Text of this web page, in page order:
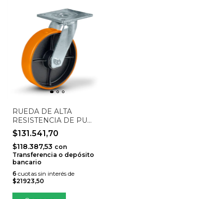
RUEDA DE ALTA
RESISTENCIA DE PU
NARANJA CON NÚCLEO
DE HIERRO FUNDIDO
(GIRATORIA, COJINETE
DE BOLAS DOBLE 6204,
ANCHO DE RUEDA 50
MM) STO-200HP-G
$131.541,70
$118.387,53 con
Transferencia o depósito
bancario
6 cuotas sin interés de
$21923,50